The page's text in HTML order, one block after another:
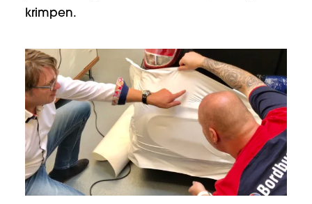
krimpen.